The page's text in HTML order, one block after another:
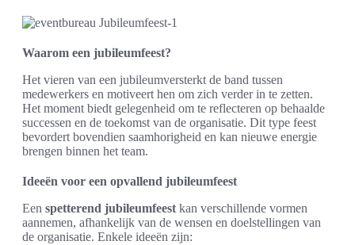
Waarom een jubileumfeest?
Het vieren van een jubileumversterkt de band tussen
medewerkers en motiveert hen om zich verder in te zetten.
Het moment biedt gelegenheid om te reflecteren op behaalde
successen en de toekomst van de organisatie. Dit type feest
bevordert bovendien saamhorigheid en kan nieuwe energie
brengen binnen het team.
Ideeën voor een opvallend jubileumfeest
Een spetterend jubileumfeest kan verschillende vormen
aannemen, afhankelijk van de wensen en doelstellingen van
de organisatie. Enkele ideeën zijn: